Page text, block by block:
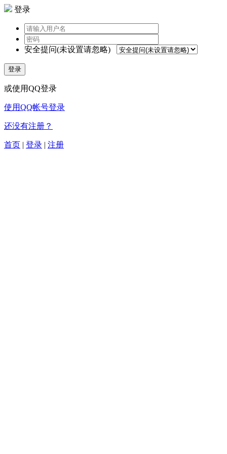
登录
安全提问(未设置请忽略)
登录
或使用QQ登录
使用QQ帐号登录
还没有注册？
首页 | 登录 | 注册